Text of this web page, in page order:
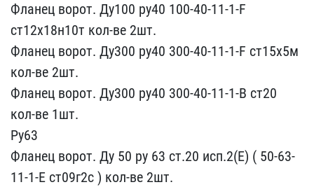
Фланец ворот. Д​у100 ру40 100-40-11-1-F ​
ст12х18н10т кол-ве 2шт.​
Фланец ворот. Ду300 ру4​0 300-40-11-1-F ст15х5м ​
кол-ве 2шт.
Фланец ворот​. Ду300 ру40 300-40-11-1​-В ст20
кол-ве 1шт.
Ру63​
Фланец ворот. Ду 50 ру ​63 ст.20 исп.2(Е) ( 50-6​3-
11-1-Е ст09г2с ) кол-в​е 2шт.